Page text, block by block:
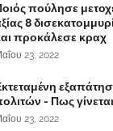
πούλησε
8
προκάλεσε κραχ
23, 2022
- Πως γίνεται
23, 2022